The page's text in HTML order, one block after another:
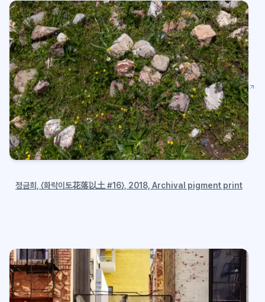
정금희, 〈화락이토花落以土 #16〉, 2018, Archival pigment print